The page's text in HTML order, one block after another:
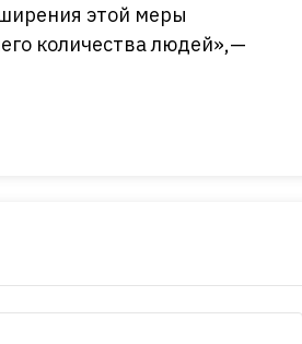
этой меры
количества людей»,—